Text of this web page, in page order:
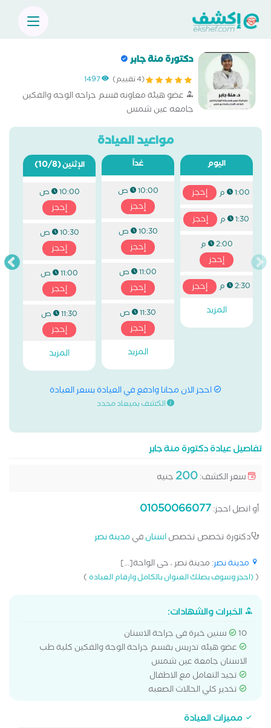
دكتورة منة جابر
(4 تقييم) 1497
عضو هيئة معاونه قسم جراحه الوجه والفكين
جامعه عين شمس
مواعيد العيادة
اليوم
1:00 م إحجز
1:30 م إحجز
2:00 م
إحجز
2:30 م
إحجز
المزيد
غداً
10:00 ص
إحجز
10:30 ص
إحجز
11:00 ص
إحجز
11:30 ص
إحجز
المزيد
الإثنين(10/8)
10:00 ص
إحجز
10:30 ص
إحجز
11:00 ص
إحجز
11:30 ص
إحجز
المزيد
احجز الان مجانا وادفع في العيادة بسعر العيادة
الكشف بميعاد محدد
تفاصيل عيادة دكتورة منة جابر
سعر الكشف:200جنيه
أو اتصل احجز:01050066077
دكتورة تخصص تخصصاسنانفي مدينة نصر
مدينة نصر: مدينة نصر ، حى الواحة[...]
((احجز وسوف يصلك العنوان بالكامل وارقام العيادة)
الخبرات والشهادات:
10 سنين خبرة فى جراحة الاسنان
عضو هيئه تدريس بقسم جراحة الوجة والفكين كلية طب
الاسنان جامعة عين شمس
تجيد التعامل مع الاطفال
تخدير كلي الحالات الصعبه
مميزات العيادة